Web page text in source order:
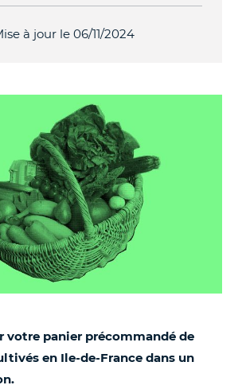
à jour le 06/11/2024
votre panier précommandé de
en Ile-de-France dans un